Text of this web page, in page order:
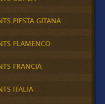
FIESTA GITANA
FLAMENCO
FRANCIA
ITALIA